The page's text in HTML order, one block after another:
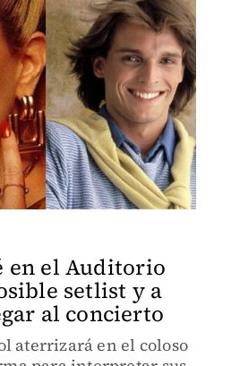
en el Auditorio
setlist y a
al concierto
aterrizará en el coloso